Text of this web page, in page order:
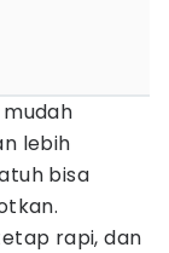
lebih
bisa
rapi, dan